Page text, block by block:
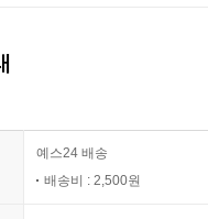
예스24 배송
배송비 : 2,500원